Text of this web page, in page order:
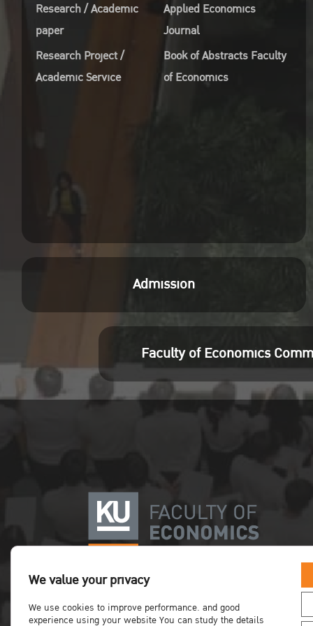
Research / Academic
paper
Applied Economics
Journal
Research Project /
Academic Service
Book of Abstracts Faculty
of Economics
Admission
Faculty of Economics
We value your privacy
We use cookies to improve performance. and good
experience using your website You can study the details